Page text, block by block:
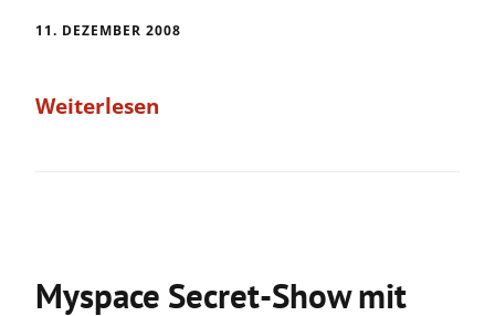
11. DEZEMBER 2008
Weiterlesen
Myspace Secret-Show mit